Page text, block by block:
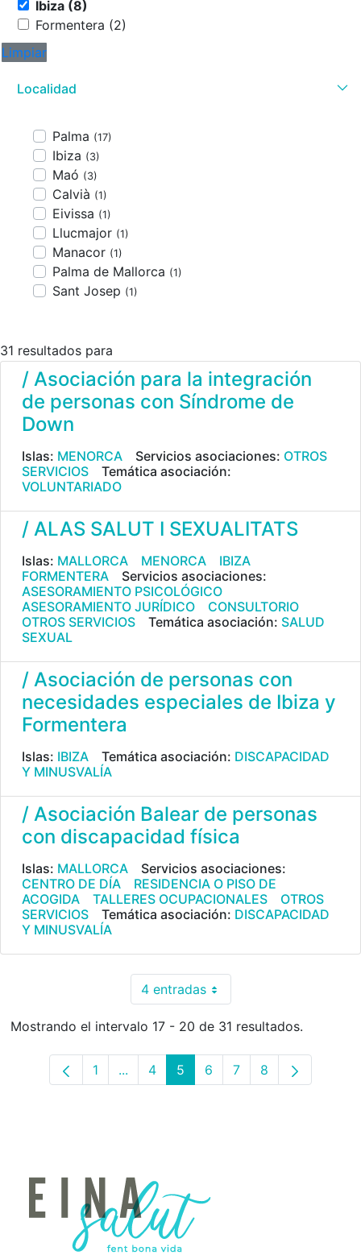
Ibiza (8)
Formentera (2)
Limpiar
Localidad
Palma (17)
Ibiza (3)
Maó (3)
Calvià (1)
Eivissa (1)
Llucmajor (1)
Manacor (1)
Palma de Mallorca (1)
Sant Josep (1)
31 resultados para
/ Asociación para la integración
de personas con Síndrome de
Down
Islas: MENORCA Servicios asociaciones: OTROS
SERVICIOS
Temática asociación:
VOLUNTARIADO
/ ALAS SALUT I SEXUALITATS
Islas: MALLORCA MENORCA
IBIZA
FORMENTERA
Servicios asociaciones:
ASESORAMIENTO PSICOLÓGICO
ASESORAMIENTO JURÍDICO
CONSULTORIO
OTROS SERVICIOS
Temática asociación: SALUD
SEXUAL
/ Asociación de personas con
necesidades especiales de Ibiza y
Formentera
Islas: IBIZA Temática asociación: DISCAPACIDAD
Y MINUSVALÍA
/ Asociación Balear de personas
con discapacidad física
Islas: MALLORCA
Servicios asociaciones:
CENTRO DE DÍA
RESIDENCIA O PISO DE
ACOGIDA
TALLERES OCUPACIONALES
OTROS
SERVICIOS
Temática asociación: DISCAPACIDAD
Y MINUSVALÍA
4 entradasPor página
Mostrando el intervalo 17 - 20 de 31 resultados.
Página
1 ...Páginas intermedias Use TAB para
Página
4 Página
5 Página
6 Página
7 Página
8